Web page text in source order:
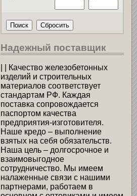
Надежный поставщик
| | Качество железобетонных
изделий и строительных
материалов соответствует
стандартам РФ. Каждая
поставка сопровождается
паспортом качества
предприятия-изготовителя.
Наше кредо – выполнение
взятых на себя обязательств.
Наша цель – долгосрочное и
взаимовыгодное
сотрудничество. Мы имеем
налаженные связи с нашими
партнерами, работаем в